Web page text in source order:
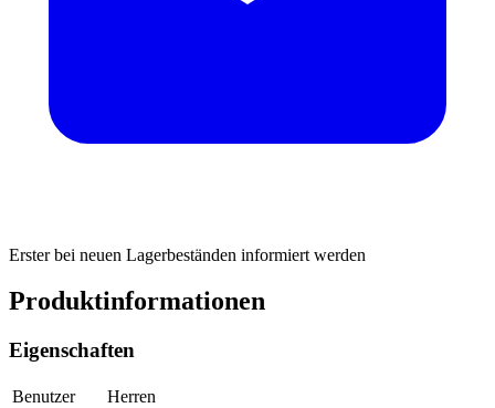
Erster bei neuen Lagerbeständen informiert werden
Produktinformationen
Eigenschaften
Benutzer
Herren